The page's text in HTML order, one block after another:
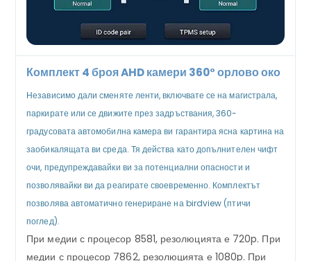
Комплект 4 броя AHD камери 360° орлово око
Независимо дали сменяте ленти, включвате се на магистрала,
паркирате или се движите през задръствания, 360-
градусовата автомобилна камера ви гарантира ясна картина на
заобикалящата ви среда. Тя действа като допълнителен чифт
очи, предупреждавайки ви за потенциални опасности и
позволявайки ви да реагирате своевременно. Комплектът
позволява автоматично генериране на birdview (птичи
поглед).
При медии с процесор 8581, резолюцията е 720p. При
медии с процесор 7862, резолюцията е 1080p. При